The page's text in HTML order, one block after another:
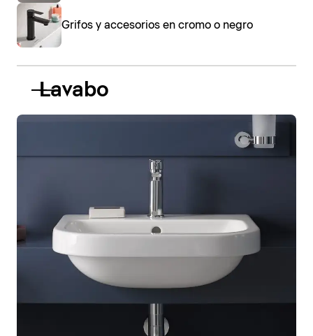
Grifos y accesorios en cromo o negro
Lavabo